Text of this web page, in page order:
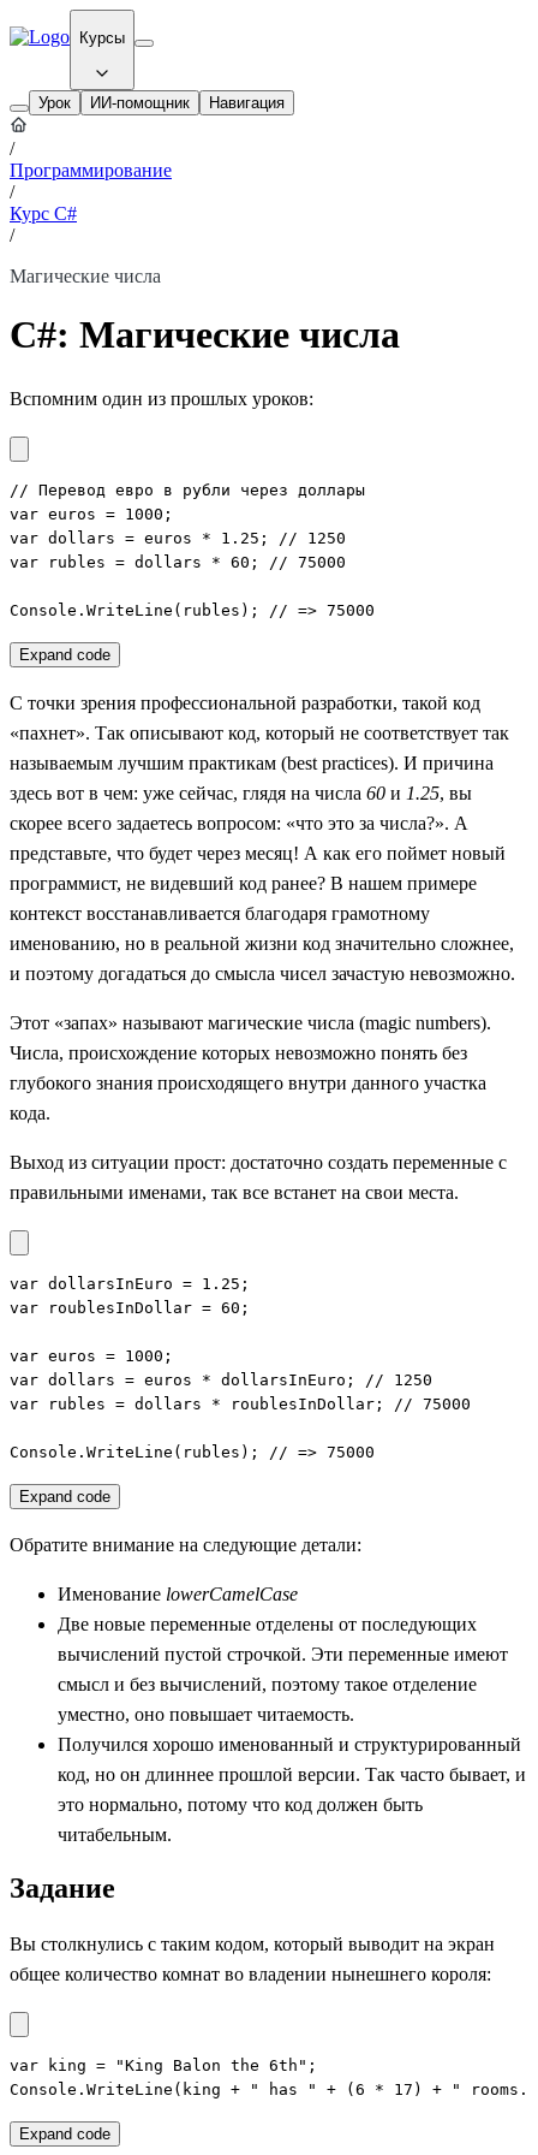
Курсы
Урок ИИ-помощник Навигация
/
Программирование
/
Курс C#
/
Магические числа
C#: Магические числа
Вспомним один из прошлых уроков:
// Перевод евро в рубли через доллары
var euros = 1000;
var dollars = euros * 1.25; // 1250
var rubles = dollars * 60; // 75000
Console.WriteLine(rubles); // => 75000
Expand code
С точки зрения профессиональной разработки, такой код
«пахнет». Так описывают код, который не соответствует так
называемым лучшим практикам (best practices). И причина
здесь вот в чем: уже сейчас, глядя на числа 60 и 1.25, вы
скорее всего задаетесь вопросом: «что это за числа?». А
представьте, что будет через месяц! А как его поймет новый
программист, не видевший код ранее? В нашем примере
контекст восстанавливается благодаря грамотному
именованию, но в реальной жизни код значительно сложнее,
и поэтому догадаться до смысла чисел зачастую невозможно.
Этот «запах» называют магические числа (magic numbers).
Числа, происхождение которых невозможно понять без
глубокого знания происходящего внутри данного участка
кода.
Выход из ситуации прост: достаточно создать переменные с
правильными именами, так все встанет на свои места.
var dollarsInEuro = 1.25;
var roublesInDollar = 60;
var euros = 1000;
var dollars = euros * dollarsInEuro; // 1250
var rubles = dollars * roublesInDollar; // 75000
Console.WriteLine(rubles); // => 75000
Expand code
Обратите внимание на следующие детали:
Именование lowerCamelCase
Две новые переменные отделены от последующих
вычислений пустой строчкой. Эти переменные имеют
смысл и без вычислений, поэтому такое отделение
уместно, оно повышает читаемость.
Получился хорошо именованный и структурированный
код, но он длиннее прошлой версии. Так часто бывает, и
это нормально, потому что код должен быть
читабельным.
Задание
Вы столкнулись с таким кодом, который выводит на экран
общее количество комнат во владении нынешнего короля:
var king = "King Balon the 6th";
Console.WriteLine(king + " has " + (6 * 17) + "
Expand code